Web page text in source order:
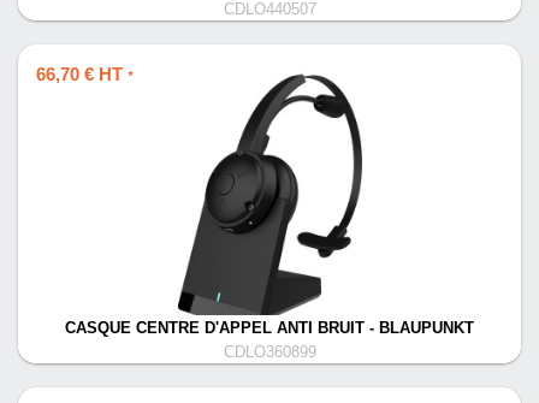
CDLO440507
66,70 € HT *
CASQUE CENTRE D'APPEL ANTI BRUIT - BLAUPUNKT
CDLO360899